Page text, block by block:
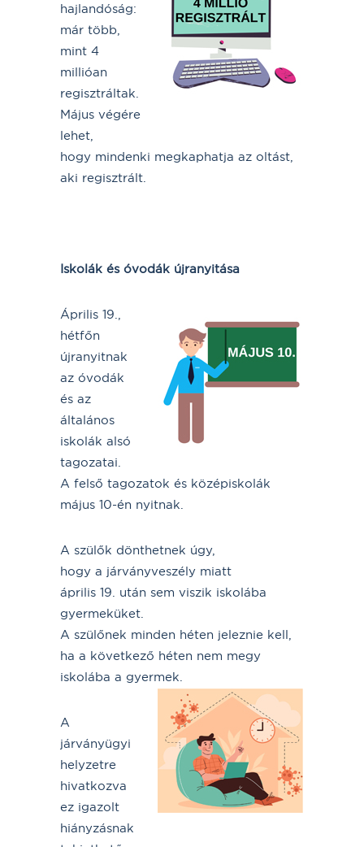
hajlandóság:
már több,
mint 4
millióan
regisztráltak.
Május végére
lehet,
hogy mindenki megkaphatja az oltást,
aki regisztrált.
Iskolák és óvodák újranyitása
Április 19.,
hétfőn
újranyitnak
az óvodák
és az
általános
iskolák alsó
tagozatai.
A felső tagozatok és középiskolák
május 10-én nyitnak.
A szülők dönthetnek úgy,
hogy a járványveszély miatt
április 19. után sem viszik iskolába
gyermeküket.
A szülőnek minden héten jeleznie kell,
ha a következő héten nem megy
iskolába a gyermek.
A
járványügyi
helyzetre
hivatkozva
ez igazolt
hiányzásnak